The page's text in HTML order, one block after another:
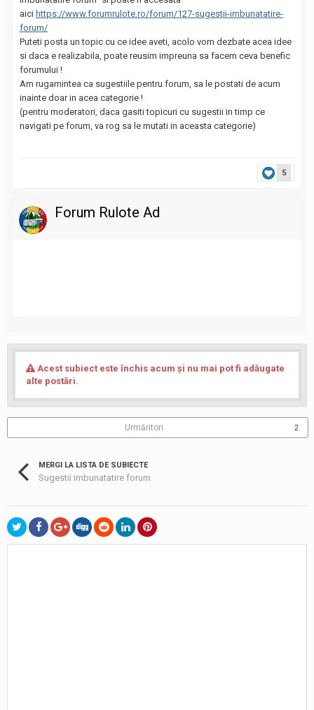
aici https://www.forumrulote.ro/forum/127-sugestii-imbunatatire-
forum/
Puteti posta un topic cu ce idee aveti, acolo vom dezbate acea idee
si daca e realizabila, poate reusim impreuna sa facem ceva benefic
forumului !
Am rugamintea ca sugestiile pentru forum, sa le postati de acum
inainte doar in acea categorie !
(pentru moderatori, daca gasiti topicuri cu sugestii in timp ce
navigati pe forum, va rog sa le mutati in aceasta categorie)
5
Forum Rulote Ad
Acest subiect este închis acum şi nu mai pot fi adăugate
alte postări.
Urmăritori 2
MERGI LA LISTA DE SUBIECTE
Sugestii imbunatatire forum